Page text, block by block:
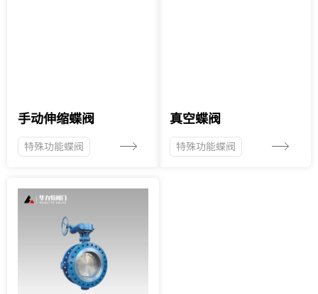
手动伸缩蝶阀
特殊功能蝶阀
真空蝶阀
特殊功能蝶阀